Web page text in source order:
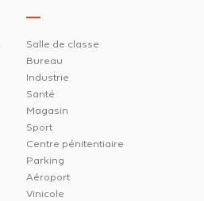
Salle de classe
Bureau
Industrie
Santé
Magasin
Sport
Centre pénitentiaire
Parking
Aéroport
Vinicole